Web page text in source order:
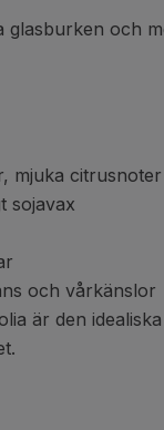
glasburken och
mjuka
sojavax
och vårkänslor
är den